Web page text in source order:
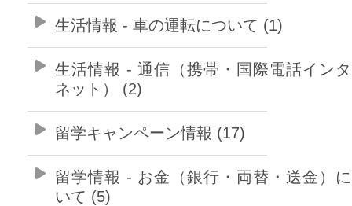
生活情報 - 車の運転について (1)
生活情報 - 通信（携帯・国際電話イン
ネット） (2)
留学キャンペーン情報 (17)
留学情報 - お金（銀行・両替・送金）
いて (5)